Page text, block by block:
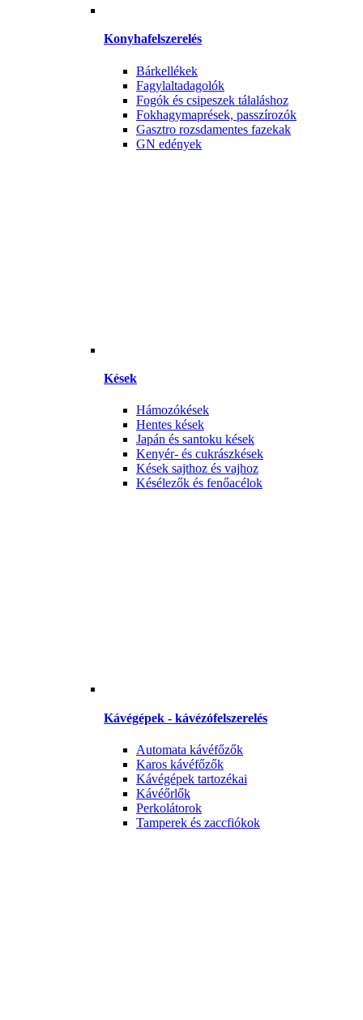
Konyhafelszerelés
Bárkellékek
Fagylaltadagolók
Fogók és csipeszek tálaláshoz
Fokhagymaprések, passzírozók
Gasztro rozsdamentes fazekak
GN edények
Kések
Hámozókések
Hentes kések
Japán és santoku kések
Kenyér- és cukrászkések
Kések sajthoz és vajhoz
Késélezők és fenőacélok
Kávégépek - kávézófelszerelés
Automata kávéfőzők
Karos kávéfőzők
Kávégépek tartozékai
Kávéőrlők
Perkolátorok
Tamperek és zaccfiókok